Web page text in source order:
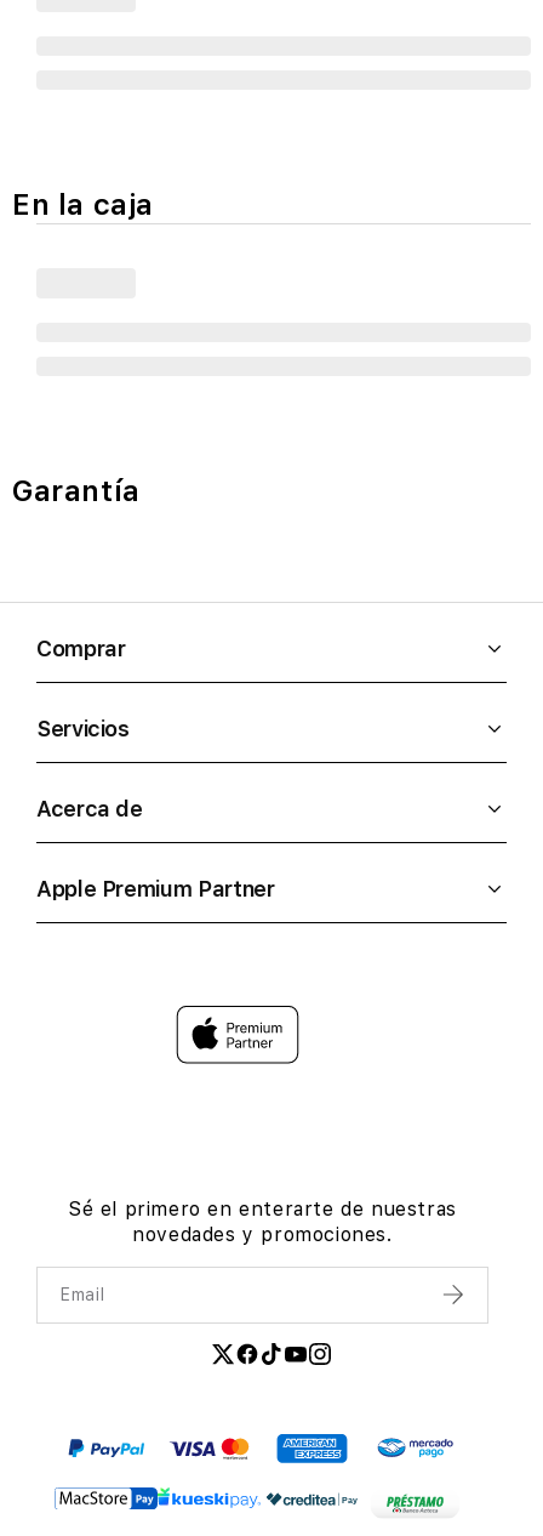
En la caja
Garantía
Comprar
Servicios
Acerca de
Apple Premium Partner
Sé el primero en enterarte de nuestras
novedades y promociones.
Email